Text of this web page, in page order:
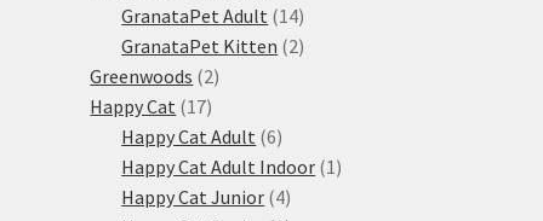
produktů
GranataPet Adult 1414
produktů
GranataPet Kitten 22
Greenwoods 22
Happy Cat 1717
produktů
Happy Cat Adult 66
produktů
Happy Cat Adult Indoor 1 1
Happy Cat Junior 44